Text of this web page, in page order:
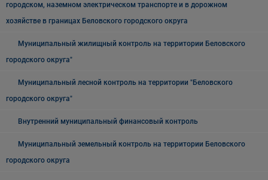
городском, наземном электрическом транспорте и в дорожном
хозяйстве в границах Беловского городского округа
Муниципальный жилищный контроль на территории Беловского
городского округа"
Муниципальный лесной контроль на территории "Беловского
городского округа"
Внутренний муниципальный финансовый контроль
Муниципальный земельный контроль на территории Беловского
городского округа